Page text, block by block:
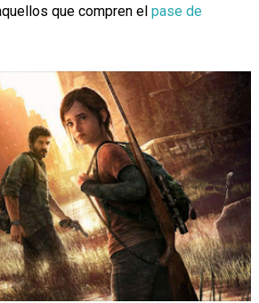
que compren el pase de